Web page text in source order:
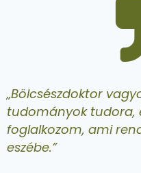
„Bölcsészdoktor
tudományok tudora,
foglalkozom, ami
eszébe.”